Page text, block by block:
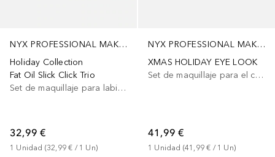
NYX PROFESSIONAL MAKEUP
Holiday Collection
Fat Oil Slick Click Trio
Set de maquillaje para labios
32,99 €
1 Unidad (32,99 € / 1 Un)
NYX PROFESSIONAL MAKEUP
XMAS HOLIDAY EYE LOOK
Set de maquillaje para el cutis
41,99 €
1 Unidad (41,99 € / 1 Un)